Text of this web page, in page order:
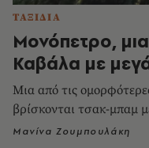
ΤΑΞΙΔΙΑ
Μονόπετρο,
Καβάλα με
Μια από τις
βρίσκονται τσακ-μπαμ
Μανίνα Ζουμπουλάκη